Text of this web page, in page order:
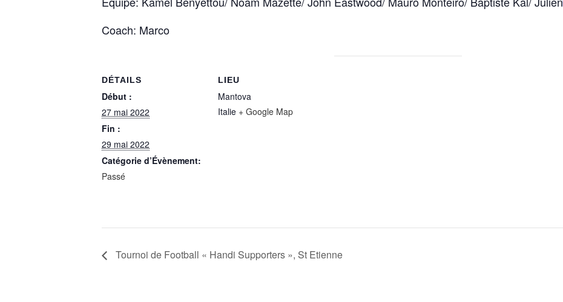
Coach: Marco
DÉTAILS
Début :
27 mai 2022
Fin :
29 mai 2022
Catégorie d’Évènement:
Passé
LIEU
Mantova
Italie + Google Map
Tournoi de Football « Handi Supporters », St Etienne